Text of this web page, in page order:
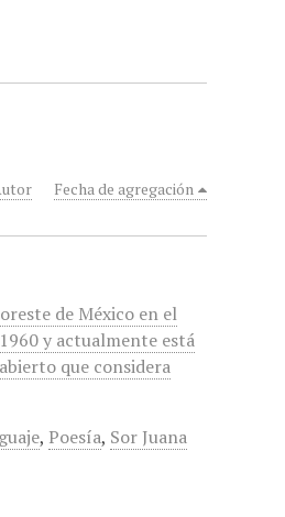
Fecha de agregación
de México en el
y actualmente está
que considera
, Poesía, Sor Juana